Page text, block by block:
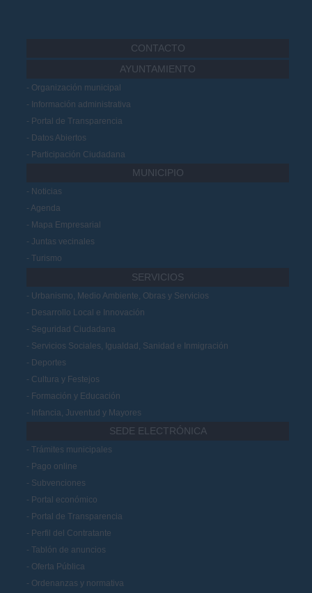
CONTACTO
AYUNTAMIENTO
Organización municipal
Información administrativa
Portal de Transparencia
Datos Abiertos
Participación Ciudadana
MUNICIPIO
Noticias
Agenda
Mapa Empresarial
Juntas vecinales
Turismo
SERVICIOS
Urbanismo, Medio Ambiente, Obras y Servicios
Desarrollo Local e Innovación
Seguridad Ciudadana
Servicios Sociales, Igualdad, Sanidad e Inmigración
Deportes
Cultura y Festejos
Formación y Educación
Infancia, Juventud y Mayores
SEDE ELECTRÓNICA
Trámites municipales
Pago online
Subvenciones
Portal económico
Portal de Transparencia
Perfil del Contratante
Tablón de anuncios
Oferta Pública
Ordenanzas y normativa